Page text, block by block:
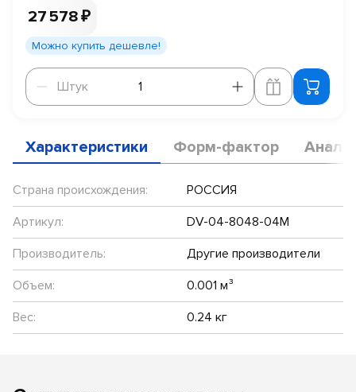
27 578 ₽
Можно купить дешевле!
Штук
Штук
Характеристики Форм-фактор
Страна происхождения:
РОССИЯ
Артикул:
DV-04-8048-04М
Производитель:
Другие производители
Объем:
0.001 м³
Вес:
0.24 кг